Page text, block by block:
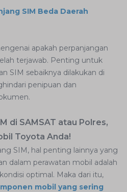
SIM Beda Daerah
apakah perpanjangan
terjawab. Penting untuk
SIM sebaiknya dilakukan di
penipuan dan
di SAMSAT atau Polres,
Toyota Anda!
SIM, hal penting lainnya yang
dalam perawatan mobil adalah
optimal. Maka dari itu,
mobil yang sering